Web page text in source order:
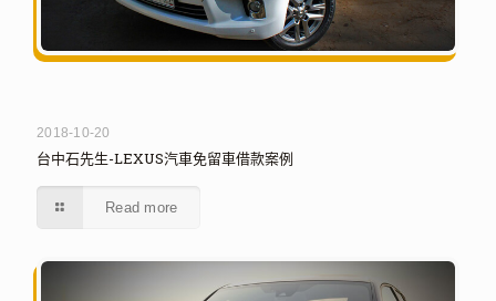
2018-10-20
台中石先生-LEXUS汽車免留車借款案例
Read more